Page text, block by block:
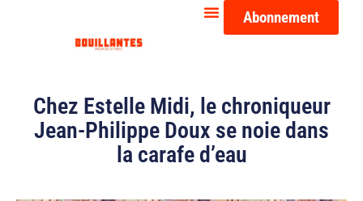
Abonnement
Chez Estelle Midi, le chroniqueur
Jean-Philippe Doux se noie dans
la carafe d’eau